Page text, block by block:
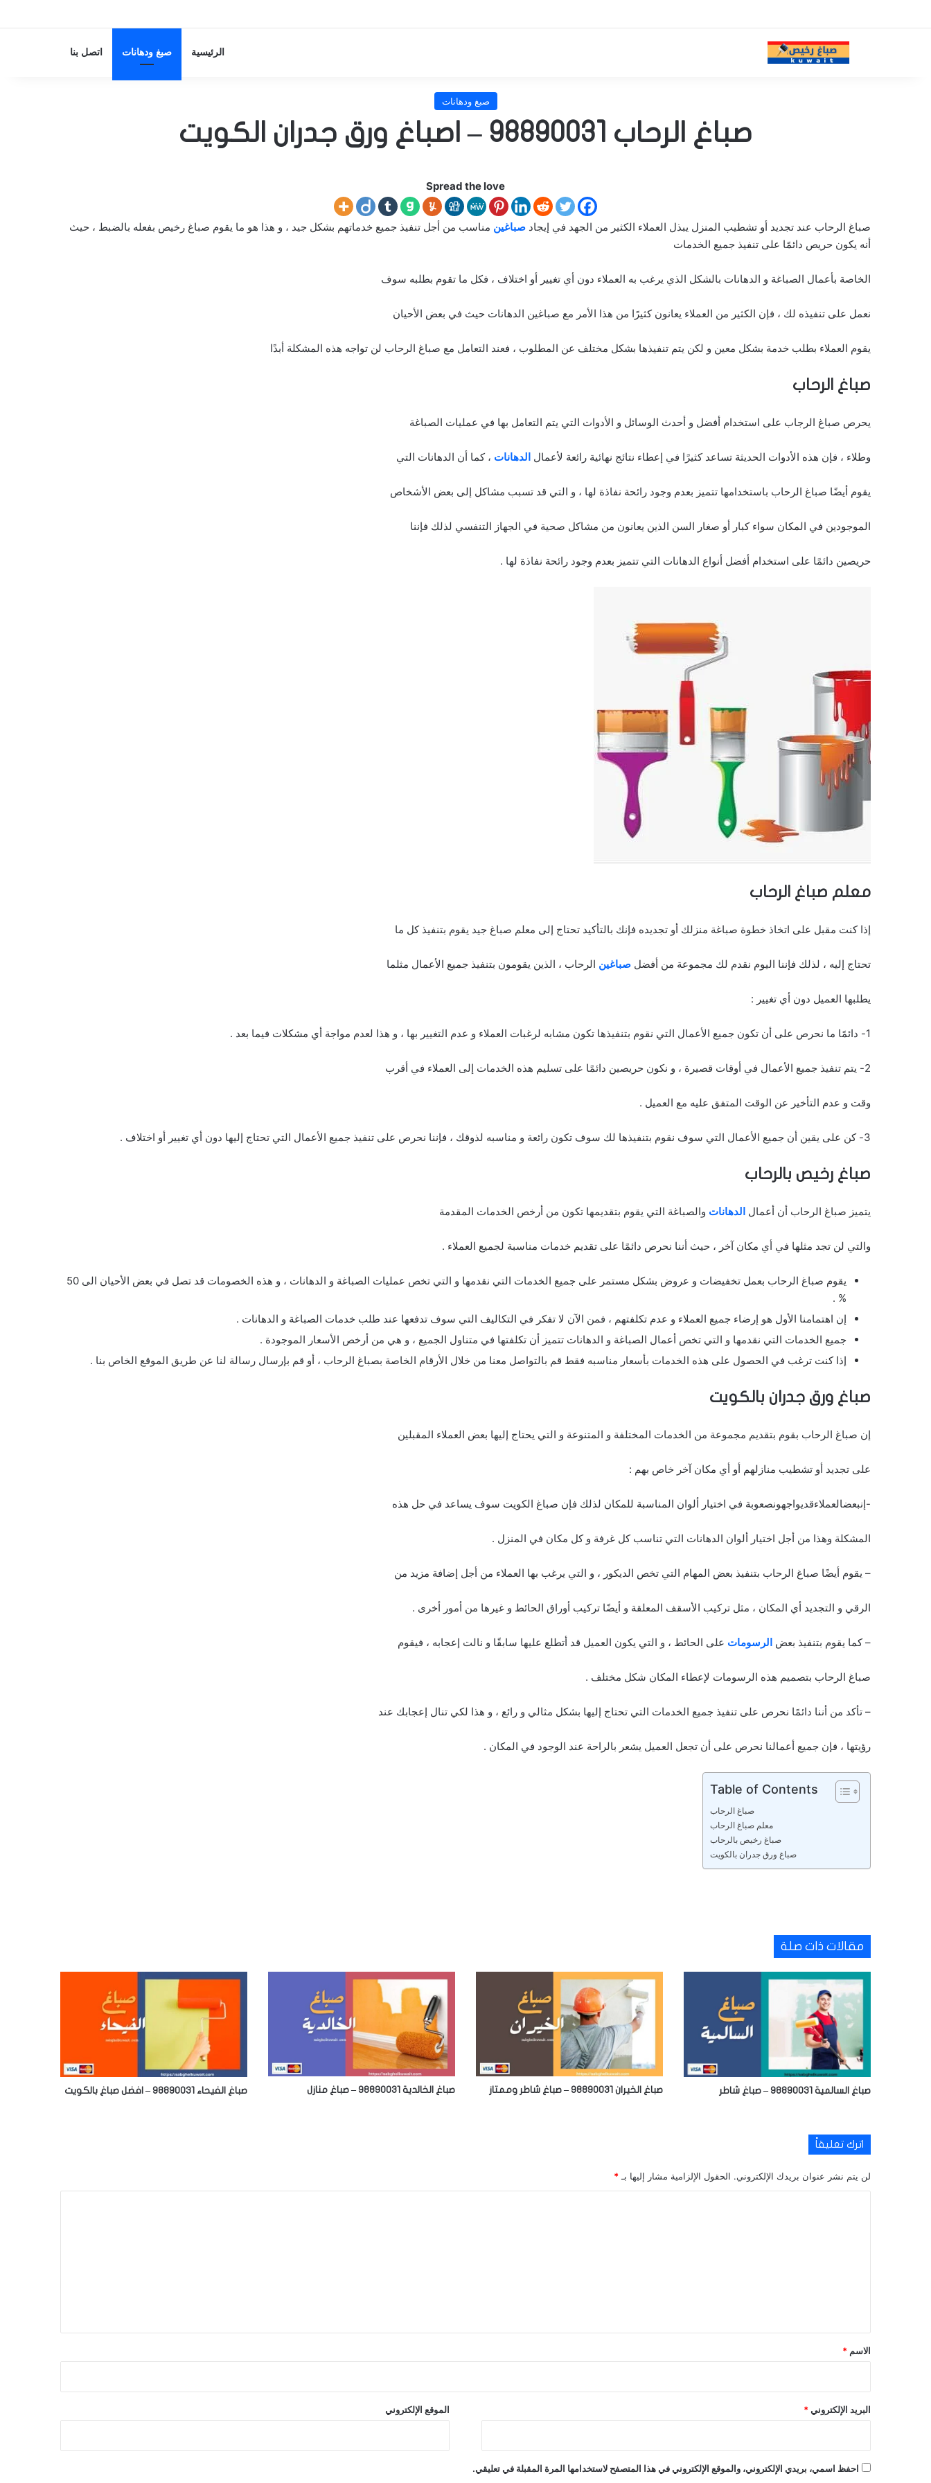
الرئيسية صبغ ودهانات اتصل بنا
صبغ ودهانات
صباغ الرحاب 98890031 – اصباغ ورق جدران الكويت
Spread the love
صباغ الرحاب عند تجديد أو تشطيب المنزل يبذل العملاء الكثير من الجهد في إيجاد صباغين مناسب من أجل تنفيذ جميع خدماتهم بشكل جيد ، و هذا هو ما يقوم صباغ رخيص بفعله بالضبط ، حيث
أنه يكون حريص دائمًا على تنفيذ جميع الخدمات
الخاصة بأعمال الصباغة و الدهانات بالشكل الذي يرغب به العملاء دون أي تغيير أو اختلاف ، فكل ما تقوم بطلبه سوف
نعمل على تنفيذه لك ، فإن الكثير من العملاء يعانون كثيرًا من هذا الأمر مع صباغين الدهانات حيث في بعض الأحيان
يقوم العملاء بطلب خدمة بشكل معين و لكن يتم تنفيذها بشكل مختلف عن المطلوب ، فعند التعامل مع صباغ الرحاب لن تواجه هذه المشكلة أبدًا
صباغ الرحاب
يحرص صباغ الرجاب على استخدام أفضل و أحدث الوسائل و الأدوات التي يتم التعامل بها في عمليات الصباغة
وطلاء ، فإن هذه الأدوات الحديثة تساعد كثيرًا في إعطاء نتائج نهائية رائعة لأعمال الدهانات ، كما أن الدهانات التي
يقوم أيضًا صباغ الرحاب باستخدامها تتميز بعدم وجود رائحة نفاذة لها ، و التي قد تسبب مشاكل إلى بعض الأشخاص
الموجودين في المكان سواء كبار أو صغار السن الذين يعانون من مشاكل صحية في الجهاز التنفسي لذلك فإننا
حريصين دائمًا على استخدام أفضل أنواع الدهانات التي تتميز بعدم وجود رائحة نفاذة لها .
معلم صباغ الرحاب
إذا كنت مقبل على اتخاذ خطوة صباغة منزلك أو تجديده فإنك بالتأكيد تحتاج إلى معلم صباغ جيد يقوم بتنفيذ كل ما
تحتاج إليه ، لذلك فإننا اليوم نقدم لك مجموعة من أفضل صباغين الرحاب ، الذين يقومون بتنفيذ جميع الأعمال مثلما
يطلبها العميل دون أي تغيير :
1- دائمًا ما نحرص على أن تكون جميع الأعمال التي نقوم بتنفيذها تكون مشابه لرغبات العملاء و عدم التغيير بها ، و هذا لعدم مواجة أي مشكلات فيما بعد .
2- يتم تنفيذ جميع الأعمال في أوقات قصيرة ، و نكون حريصين دائمًا على تسليم هذه الخدمات إلى العملاء في أقرب
وقت و عدم التأخير عن الوقت المتفق عليه مع العميل .
3- كن على يقين أن جميع الأعمال التي سوف نقوم بتنفيذها لك سوف تكون رائعة و مناسبه لذوقك ، فإننا نحرص على تنفيذ جميع الأعمال التي تحتاج إليها دون أي تغيير أو اختلاف .
صباغ رخيص بالرحاب
يتميز صباغ الرحاب أن أعمال الدهانات والصباغة التي يقوم بتقديمها تكون من أرخص الخدمات المقدمة
والتي لن تجد مثلها في أي مكان آخر ، حيث أننا نحرص دائمًا على تقديم خدمات مناسبة لجميع العملاء .
يقوم صباغ الرحاب بعمل تخفيضات و عروض بشكل مستمر على جميع الخدمات التي نقدمها و التي تخص عمليات الصباغة و الدهانات ، و هذه الخصومات قد تصل في بعض الأحيان الى 50
% .
إن اهتمامنا الأول هو إرضاء جميع العملاء و عدم تكلفتهم ، فمن الآن لا تفكر في التكاليف التي سوف تدفعها عند طلب خدمات الصباغة و الدهانات .
جميع الخدمات التي نقدمها و التي تخص أعمال الصباغة و الدهانات تتميز أن تكلفتها في متناول الجميع ، و هي من أرخص الأسعار الموجودة .
إذا كنت ترغب في الحصول على هذه الخدمات بأسعار مناسبه فقط قم بالتواصل معنا من خلال الأرقام الخاصة بصباغ الرحاب ، أو قم بإرسال رسالة لنا عن طريق الموقع الخاص بنا .
صباغ ورق جدران بالكويت
إن صباغ الرحاب بقوم بتقديم مجموعة من الخدمات المختلفة و المتنوعة و التي يحتاج إليها بعض العملاء المقبلين
على تجديد أو تشطيب منازلهم أو أي مكان آخر خاص بهم :
-إنبعضالعملاءقديواجهونصعوبة في اختيار ألوان المناسبة للمكان لذلك فإن صباغ الكويت سوف يساعد في حل هذه
المشكلة وهذا من أجل اختيار ألوان الدهانات التي تناسب كل غرفة و كل مكان في المنزل .
– يقوم أيضًا صباغ الرحاب بتنفيذ بعض المهام التي تخص الديكور ، و التي يرغب بها العملاء من أجل إضافة مزيد من
الرقي و التجديد أي المكان ، مثل تركيب الأسقف المعلقة و أيضًا تركيب أوراق الحائط و غيرها من أمور أخرى .
– كما يقوم بتنفيذ بعض الرسومات على الحائط ، و التي يكون العميل قد أتطلع عليها سابقًا و نالت إعجابه ، فيقوم
صباغ الرحاب بتصميم هذه الرسومات لإعطاء المكان شكل مختلف .
– تأكد من أننا دائمًا نحرص على تنفيذ جميع الخدمات التي تحتاج إليها بشكل مثالي و رائع ، و هذا لكي تنال إعجابك عند
رؤيتها ، فإن جميع أعمالنا نحرص على أن تجعل العميل يشعر بالراحة عند الوجود في المكان .
Table of Contents
صباغ الرحاب
معلم صباغ الرحاب
صباغ رخيص بالرحاب
صباغ ورق جدران بالكويت
مقالات ذات صلة
صباغ السالمية 98890031 – صباغ شاطر صباغ الخيران 98890031 – صباغ شاطر وممتاز صباغ الخالدية 98890031 – صباغ منازل صباغ الفيحاء 98890031 – افضل صباغ بالكويت
اترك تعليقاً
لن يتم نشر عنوان بريدك الإلكتروني. الحقول الإلزامية مشار إليها بـ *
*
الاسم *
البريد الإلكتروني * الموقع الإلكتروني
احفظ اسمي، بريدي الإلكتروني، والموقع الإلكتروني في هذا المتصفح لاستخدامها المرة المقبلة في تعليقي.